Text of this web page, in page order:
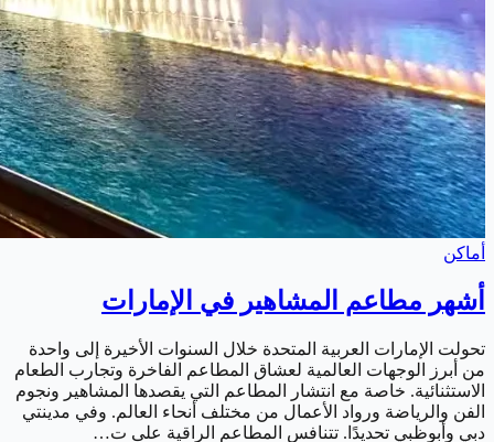
أماكن
أشهر مطاعم المشاهير في الإمارات
تحولت الإمارات العربية المتحدة خلال السنوات الأخيرة إلى واحدة
من أبرز الوجهات العالمية لعشاق المطاعم الفاخرة وتجارب الطعام
الاستثنائية. خاصة مع انتشار المطاعم التي يقصدها المشاهير ونجوم
الفن والرياضة ورواد الأعمال من مختلف أنحاء العالم. وفي مدينتي
دبي وأبوظبي تحديدًا. تتنافس المطاعم الراقية على ت…